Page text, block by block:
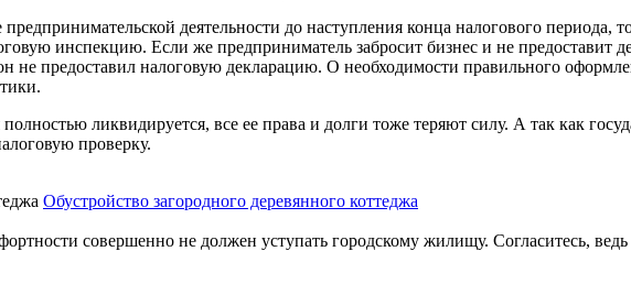
деятельности до наступления конца налогового периода,
инспекцию. Если же предприниматель забросит бизнес и не предоставит
не предоставил налоговую декларацию. О необходимости правильного
полностью ликвидируется, все ее права и долги тоже теряют силу. А так как
проверку.
Обустройство загородного деревянного коттеджа
совершенно не должен уступать городскому жилищу. Согласитесь, ведь